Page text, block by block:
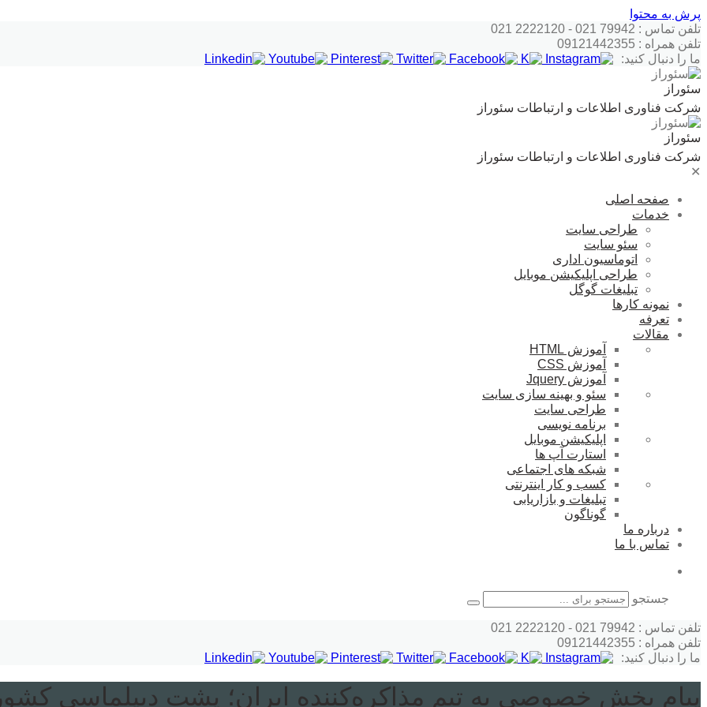
پرش به محتوا
تلفن تماس : 79942 021 - 2222120 021
تلفن همراه : 09121442355
ما را دنبال کنید:
سئوراز
شرکت فناوری اطلاعات و ارتباطات سئوراز
سئوراز
شرکت فناوری اطلاعات و ارتباطات سئوراز
✕
صفحه اصلی
خدمات
طراحی سایت
سئو سایت
اتوماسیون اداری
طراحی اپلیکیشن موبایل
تبلیغات گوگل
نمونه کارها
تعرفه
مقالات
آموزش HTML
آموزش CSS
آموزش Jquery
سئو و بهینه سازی سایت
طراحی سایت
برنامه نویسی
اپلیکیشن موبایل
استارت آپ ها
شبکه های اجتماعی
کسب و کار اینترنتی
تبلیغات و بازاریابی
گوناگون
درباره ما
تماس با ما
جستجو
تلفن تماس : 79942 021 - 2222120 021
تلفن همراه : 09121442355
ما را دنبال کنید:
پیام بخش خصوصی به تیم مذاکره‌کننده ایران؛ پشت دیپلماسی کشور